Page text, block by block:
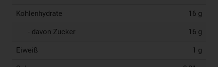
Kohlenhydrate 16 g
- davon Zucker 16 g
Eiweiß 1 g